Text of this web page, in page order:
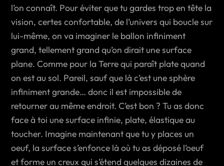
l’on connaît. Pour éviter que tu gardes trop en tête la
vision, certes confortable, de l’univers qui boucle sur
lui-même, on va imaginer le ballon infiniment
grand, tellement grand qu’on dirait une surface
plane. Comme pour la Terre qui paraît plate quand
on est au sol. Pareil, sauf que là c’est une sphère
infiniment grande… donc il est impossible de
retourner au même endroit. C’est bon ? Tu as donc
face à toi une surface infinie, plate, élastique au
toucher. Imagine maintenant que tu y places un
oeuf, la surface s’enfonce là où tu as déposé l’oeuf
et forme un creux qui s’étend quelques dizaines de